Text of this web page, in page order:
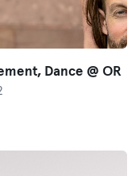
Dance @ OR